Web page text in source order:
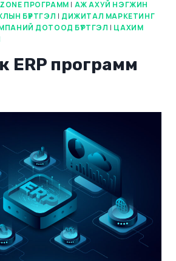
ПРОГРАММ | АЖ АХУЙ НЭГЖИН
БҮРТГЭЛ | ДИЖИТАЛ МАРКЕТИНГ
ДОТООД БҮРТГЭЛ | ЦАХИМ
ERP программ